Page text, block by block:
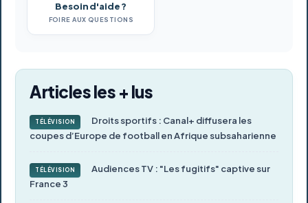
Besoin d'aide ?
FOIRE AUX QUESTIONS
Articles les + lus
TÉLÉVISION
Droits sportifs : Canal+ diffusera les
coupes d’Europe de football en Afrique subsaharienne
TÉLÉVISION
Audiences TV : "Les fugitifs" captive sur
France 3